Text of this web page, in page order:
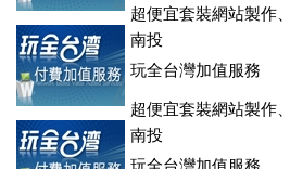
超便宜套裝網站製作
登、訂房系統、客房委託旅行社銷售
南投
玩全台灣加值服務
超便宜套裝網站製作
登、訂房系統、客房委託旅行社銷售
南投